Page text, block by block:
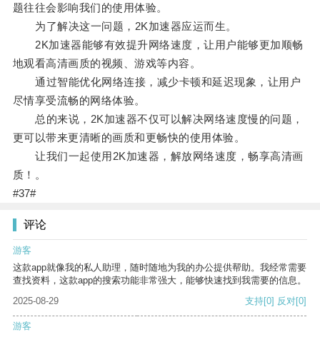
题往往会影响我们的使用体验。
为了解决这一问题，2K加速器应运而生。
2K加速器能够有效提升网络速度，让用户能够更加顺畅
地观看高清画质的视频、游戏等内容。
通过智能优化网络连接，减少卡顿和延迟现象，让用户
尽情享受流畅的网络体验。
总的来说，2K加速器不仅可以解决网络速度慢的问题，
更可以带来更清晰的画质和更畅快的使用体验。
让我们一起使用2K加速器，解放网络速度，畅享高清画
质！。
#37#
评论
游客
这款app就像我的私人助理，随时随地为我的办公提供帮助。我经常需要
查找资料，这款app的搜索功能非常强大，能够快速找到我需要的信息。
2025-08-29
支持[0] 反对[0]
游客